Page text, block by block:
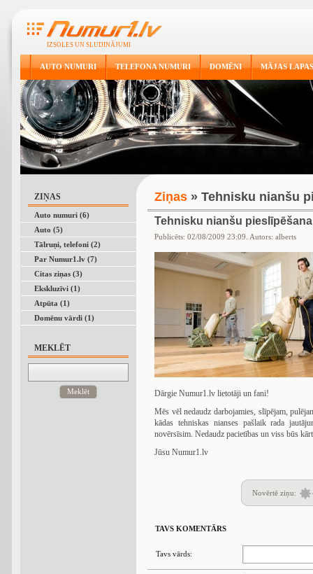
IZSOLES UN SLUDINĀJUMI
AUTO NUMURI TELEFONA NUMURI DOMĒNI MĀJAS LAPAS
ZIŅAS
Auto numuri (6)
Auto (5)
Tālruņi, telefoni (2)
Par Numur1.lv (7)
Citas ziņas (3)
Ekskluzīvi (1)
Atpūta (1)
Domēnu vārdi (1)
MEKLĒT
Meklēt
Ziņas » Tehnisku nianšu
Tehnisku nianšu pieslīpēšana
Publicēts: 02/08/2009 23:09. Autors: alberts
Dārgie Numur1.lv lietotāji un fani!
Mēs vēl nedaudz darbojamies, slīpējam,
kādas tehniskas nianses pašlaik rada
novērsīsim. Nedaudz pacietības un viss būs
Jūsu Numur1.lv
Novērtē ziņu:
TAVS KOMENTĀRS
Tavs vārds: